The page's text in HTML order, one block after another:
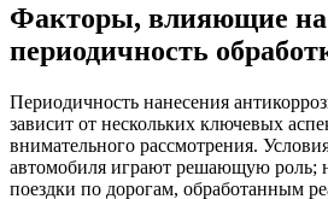
Факторы, влияющие на
периодичность
Периодичность нанесения
зависит от нескольких ключевых
внимательного рассмотрения.
автомобиля играют решающую роль;
поездки по дорогам, обработанным